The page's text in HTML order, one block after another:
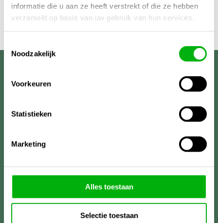
informatie die u aan ze heeft verstrekt of die ze hebben
verzameld op basis van uw gebruik van hun services.
Noodzakelijk
Voorkeuren
Statistieken
Marketing
Alles toestaan
Selectie toestaan